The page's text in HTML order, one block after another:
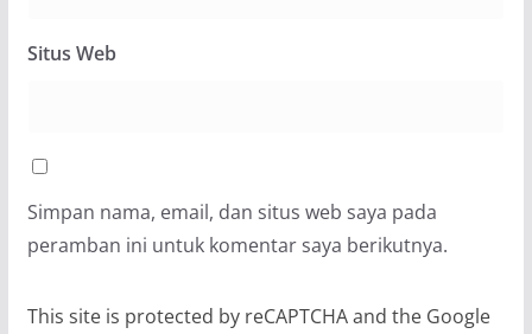
Situs Web
Simpan nama, email, dan situs web saya pada
peramban ini untuk komentar saya berikutnya.
This site is protected by reCAPTCHA and the Google